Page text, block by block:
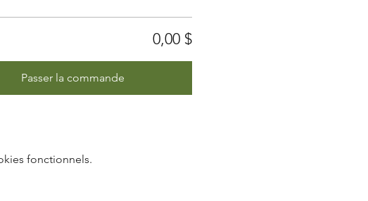
0,00 $
Passer la commande
fonctionnels.